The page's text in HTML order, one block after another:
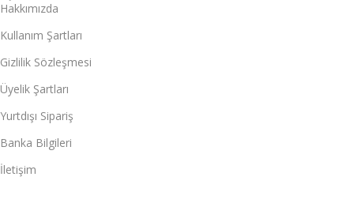
Hakkımızda
Kullanım Şartları
Gizlilik Sözleşmesi
Üyelik Şartları
Yurtdışı Sipariş
Banka Bilgileri
İletişim